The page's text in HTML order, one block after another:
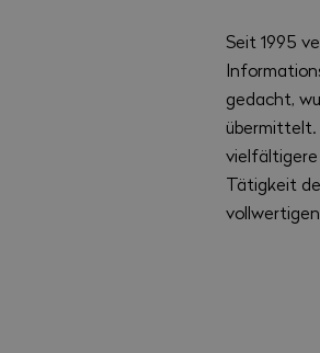
Seit 1995
gedacht,
übermittelt.
Tätigkeit